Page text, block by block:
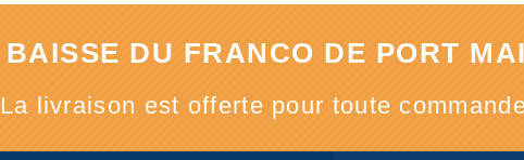
BAISSE DU FRANCO DE PORT
La livraison est offerte pour toute